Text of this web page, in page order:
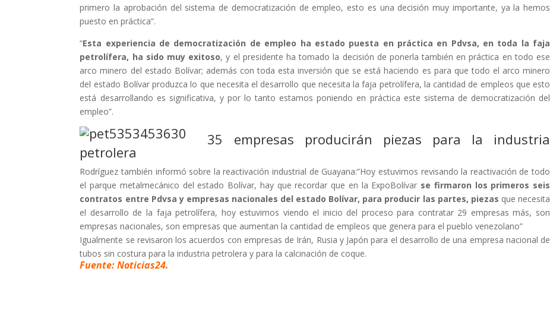
primero la aprobación del sistema de democratización de empleo, esto es una decisión muy importante, ya la hemos
puesto en práctica”.
“Esta experiencia de democratización de empleo ha estado puesta en práctica en Pdvsa, en toda la faja
petrolífera, ha sido muy exitoso, y el presidente ha tomado la decisión de ponerla también en práctica en todo ese
arco minero del estado Bolívar; además con toda esta inversión que se está haciendo es para que todo el arco minero
del estado Bolívar produzca lo que necesita el desarrollo que necesita la faja petrolífera, la cantidad de empleos que esto
está desarrollando es significativa, y por lo tanto estamos poniendo en práctica este sistema de democratización del
empleo”.
35 empresas producirán piezas para la industria
petrolera
Rodríguez también informó sobre la reactivación industrial de Guayana:”Hoy estuvimos revisando la reactivación de todo
el parque metalmecánico del estado Bolívar, hay que recordar que en la ExpoBolívar se firmaron los primeros seis
contratos entre Pdvsa y empresas nacionales del estado Bolívar, para producir las partes, piezas que necesita
el desarrollo de la faja petrolífera, hoy estuvimos viendo el inicio del proceso para contratar 29 empresas más, son
empresas nacionales, son empresas que aumentan la cantidad de empleos que genera para el pueblo venezolano”
Igualmente se revisaron los acuerdos con empresas de Irán, Rusia y Japón para el desarrollo de una empresa nacional de
tubos sin costura para la industria petrolera y para la calcinación de coque.
Fuente: Noticias24.